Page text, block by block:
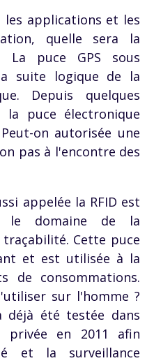
les applications et les
quelle sera la
La puce GPS sous
suite logique de la
Depuis quelques
puce électronique
on autorisée une
pas à l'encontre des
appelée la RFID est
le domaine de la
Cette puce
et est utilisée à la
de consommations.
sur l'homme ?
déjà été testée dans
privée en 2011 afin
et la surveillance